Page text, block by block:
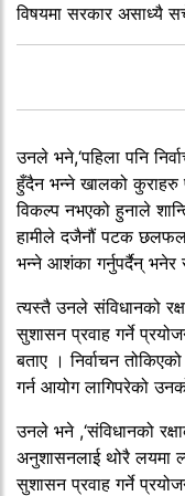
विषयमा सरकार असाध्यै
उनले भने,‘पहिला पनि
हुँदैन भन्ने खालको कुराहरु
विकल्प नभएको हुनाले
हामीले दजैनौं पटक
भन्ने आशंका गर्नुपर्दैन्
त्यस्तै उनले संविधानको
सुशासन प्रवाह गर्ने
बताए । निर्वाचन
गर्न आयोग लागिपरेको
उनले भने ,‘संविधानको
अनुशासनलाई थोरै लयमा
सुशासन प्रवाह गर्ने